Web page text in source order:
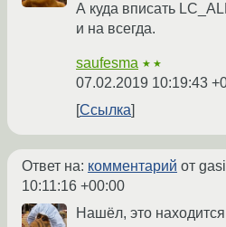
А куда вписать
и на всегда.
saufesma ★★
07.02.2019 10:19:43
Ссылка
Ответ на: комментарий от
10:11:16 +00:00
Нашёл, это